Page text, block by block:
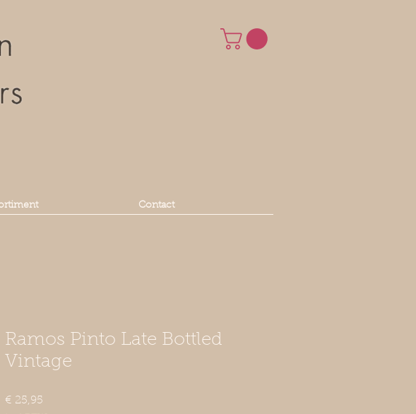
Contact
Ramos Pinto Late Bottled
Vintage
€ 25,95